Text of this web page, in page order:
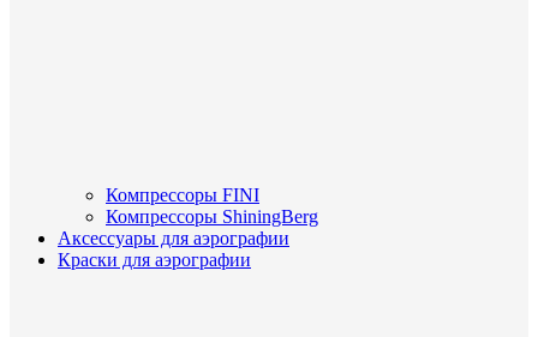
Компрессоры FINI
Компрессоры ShiningBerg
Аксессуары для аэрографии
Краски для аэрографии